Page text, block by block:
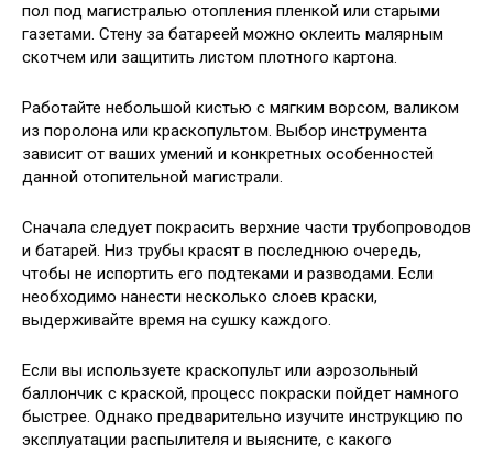
пол под магистралью отопления пленкой или старыми
газетами. Стену за батареей можно оклеить малярным
скотчем или защитить листом плотного картона.
Работайте небольшой кистью с мягким ворсом, валиком
из поролона или краскопультом. Выбор инструмента
зависит от ваших умений и конкретных особенностей
данной отопительной магистрали.
Сначала следует покрасить верхние части трубопроводов
и батарей. Низ трубы красят в последнюю очередь,
чтобы не испортить его подтеками и разводами. Если
необходимо нанести несколько слоев краски,
выдерживайте время на сушку каждого.
Если вы используете краскопульт или аэрозольный
баллончик с краской, процесс покраски пойдет намного
быстрее. Однако предварительно изучите инструкцию по
эксплуатации распылителя и выясните, с какого